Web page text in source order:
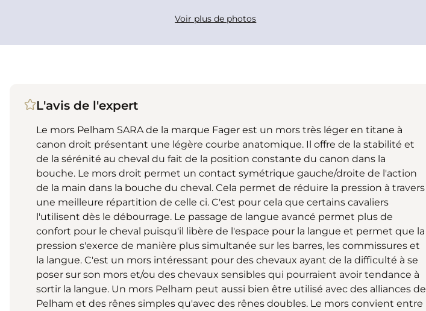
Voir plus de photos
L'avis de l'expert
Le mors Pelham SARA de la marque Fager est un mors très léger en titane à
canon droit présentant une légère courbe anatomique. Il offre de la stabilité et
de la sérénité au cheval du fait de la position constante du canon dans la
bouche. Le mors droit permet un contact symétrique gauche/droite de l'action
de la main dans la bouche du cheval. Cela permet de réduire la pression à travers
une meilleure répartition de celle ci. C'est pour cela que certains cavaliers
l'utilisent dès le débourrage. Le passage de langue avancé permet plus de
confort pour le cheval puisqu'il libère de l'espace pour la langue et permet que la
pression s'exerce de manière plus simultanée sur les barres, les commissures et
la langue. C'est un mors intéressant pour des chevaux ayant de la difficulté à se
poser sur son mors et/ou des chevaux sensibles qui pourraient avoir tendance à
sortir la langue. Un mors Pelham peut aussi bien être utilisé avec des alliances de
Pelham et des rênes simples qu'avec des rênes doubles. Le mors convient entre